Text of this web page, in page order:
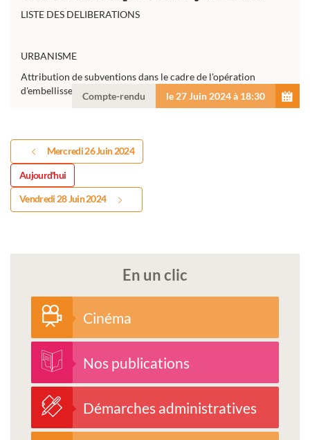
LISTE DES DELIBERATIONS
URBANISME
Attribution de subventions dans le cadre de l'opération
d'embellissement des façades
Compte-rendu le 27 Juin 2024 à 18:30
Mercredi 26 Juin 2024
Aujourd'hui
Vendredi 28 Juin 2024
En un clic
Cinéma
Nos publications
Démarches administratives